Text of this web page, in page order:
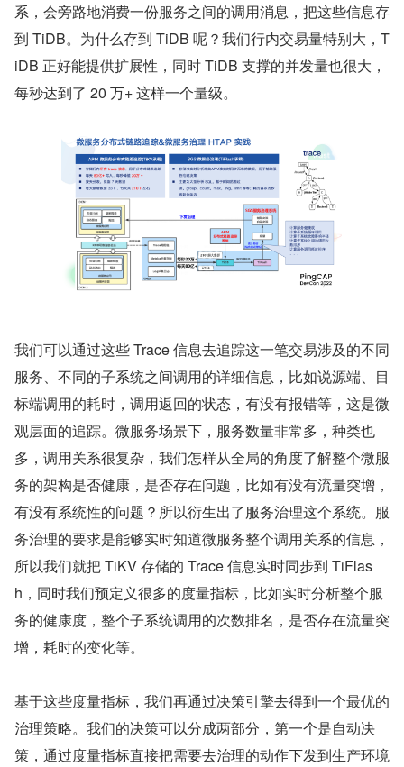
系，会旁路地消费一份服务之间的调用消息，把这些信息存
到 TiDB。为什么存到 TiDB 呢？我们行内交易量特别大，T
iDB 正好能提供扩展性，同时 TiDB 支撑的并发量也很大，
每秒达到了 20 万+ 这样一个量级。
我们可以通过这些 Trace 信息去追踪这一笔交易涉及的不同
服务、不同的子系统之间调用的详细信息，比如说源端、目
标端调用的耗时，调用返回的状态，有没有报错等，这是微
观层面的追踪。微服务场景下，服务数量非常多，种类也
多，调用关系很复杂，我们怎样从全局的角度了解整个微服
务的架构是否健康，是否存在问题，比如有没有流量突增，
有没有系统性的问题？所以衍生出了服务治理这个系统。服
务治理的要求是能够实时知道微服务整个调用关系的信息，
所以我们就把 TiKV 存储的 Trace 信息实时同步到 TiFlas
h，同时我们预定义很多的度量指标，比如实时分析整个服
务的健康度，整个子系统调用的次数排名，是否存在流量突
增，耗时的变化等。
基于这些度量指标，我们再通过决策引擎去得到一个最优的
治理策略。我们的决策可以分成两部分，第一个是自动决
策，通过度量指标直接把需要去治理的动作下发到生产环境